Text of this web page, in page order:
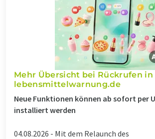
Mehr Übersicht bei Rückrufen in
lebensmittelwarnung.de
Neue Funktionen können ab sofort per
installiert werden
04.08.2026 - Mit dem Relaunch des